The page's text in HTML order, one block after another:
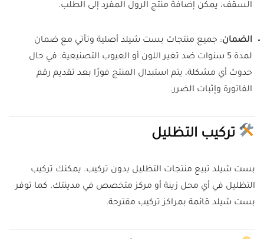
السقف، يمكن إضافة منتج الرول المفرد إلى الطلب.
الضمان: جميع منتجات بست شيلد أصلية وتأتي مع ضمان
لمدة 5 سنوات ضد تغير اللون أو العيوب التصنيعية. في حال
حدوث أي مشكلة، يتم استبدال المنتج فورًا بعد تقديم رقم
الفاتورة وإثبات الضرر.
تركيب التظليل
بست شيلد تبيع منتجات التظليل بدون تركيب. يمكنك تركيب
التظليل في أي محل زينة أو مركز متخصص في مدينتك. كما توفر
بست شيلد قائمة بمراكز تركيب مقترحة.